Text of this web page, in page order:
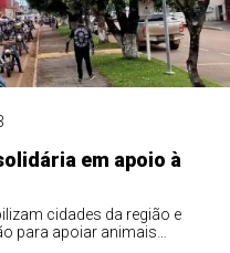
em apoio à
cidades da região e
para apoiar animais